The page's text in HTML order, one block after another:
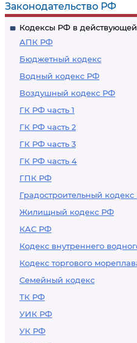
Законодательство РФ
Кодексы РФ в
АПК РФ
Бюджетный кодекс
Водный кодекс РФ
Воздушный кодекс РФ
ГК РФ часть 1
ГК РФ часть 2
ГК РФ часть 3
ГК РФ часть 4
ГПК РФ
Градостроительный
Жилищный кодекс РФ
КАС РФ
Кодекс внутреннего
Кодекс торгового
Семейный кодекс
ТК РФ
УИК РФ
УК РФ